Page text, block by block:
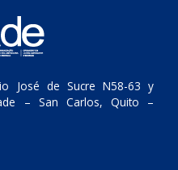
José de Sucre N58-63 y
– San Carlos, Quito –